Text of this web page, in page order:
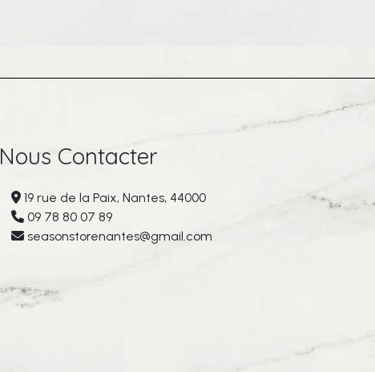
Nous Contacter
19 rue de la Paix, Nantes, 44000
09 78 80 07 89
seasonstorenantes@gmail.com